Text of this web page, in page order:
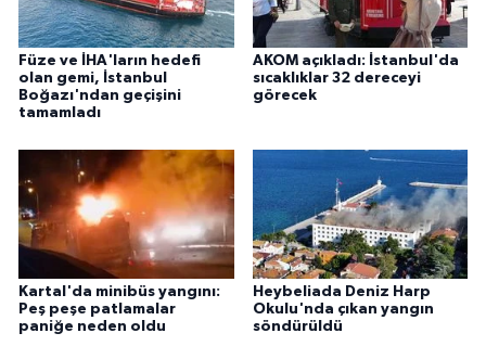
Füze ve İHA'ların hedefi
olan gemi, İstanbul
Boğazı'ndan geçişini
tamamladı
AKOM açıkladı: İstanbul'da
sıcaklıklar 32 dereceyi
görecek
Kartal'da minibüs yangını:
Peş peşe patlamalar
paniğe neden oldu
Heybeliada Deniz Harp
Okulu'nda çıkan yangın
söndürüldü